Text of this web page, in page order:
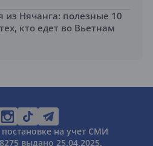
из Нячанга: полезные 10
кто едет во Вьетнам
на учет СМИ
выдано 25.04.2025.